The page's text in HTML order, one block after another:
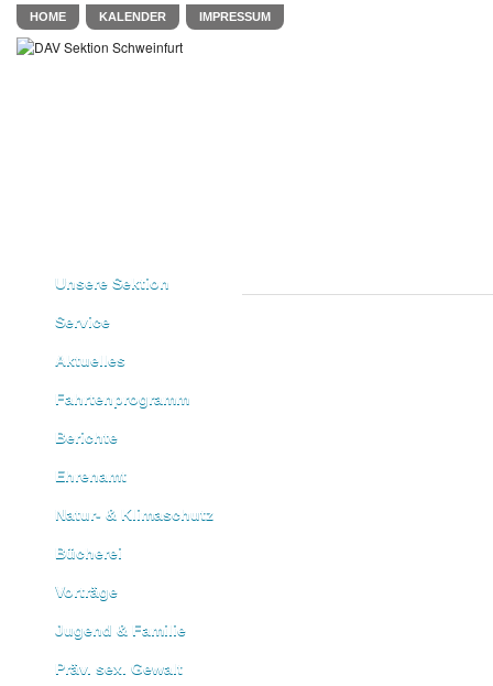
HOME KALENDER IMPRESSUM
Unsere Sektion
Service
Aktuelles
Fahrtenprogramm
Berichte
Ehrenamt
Natur- & Klimaschutz
Bücherei
Vorträge
Jugend & Familie
Präv. sex. Gewalt